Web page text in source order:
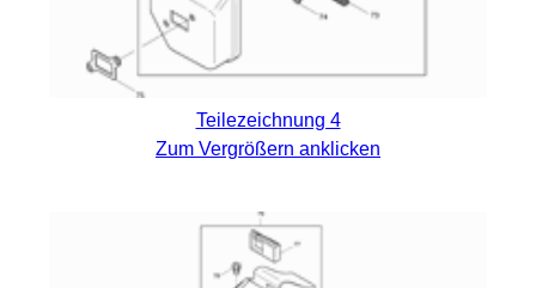
Teilezeichnung 4
Zum Vergrößern anklicken